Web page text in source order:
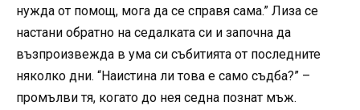
нужда от помощ, мога да се справя сама.” Лиза се
настани обратно на седалката си и започна да
възпроизвежда в ума си събитията от последните
няколко дни. “Наистина ли това е само съдба?” –
промълви тя, когато до нея седна познат мъж.